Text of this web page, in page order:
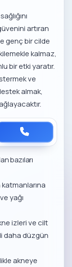
artıran
genç bir cilde
kalmaz,
bir etki yaratır.
ve
almak,
bazıları
yağı
izleri ve cilt
daha düzgün
akneye